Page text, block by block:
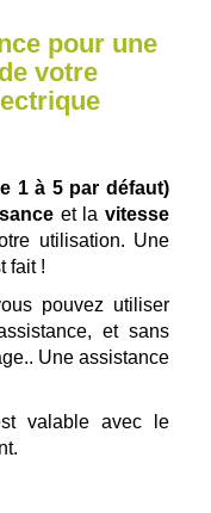
pour une
votre
1 à 5 par défaut)
et lavitesse
utilisation. Une
fait !
pouvez utiliser
et sans
Une assistance
valable avec le